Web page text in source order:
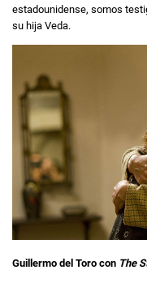
estadounidense, somos
su hija Veda.
Guillermo del Toro con The